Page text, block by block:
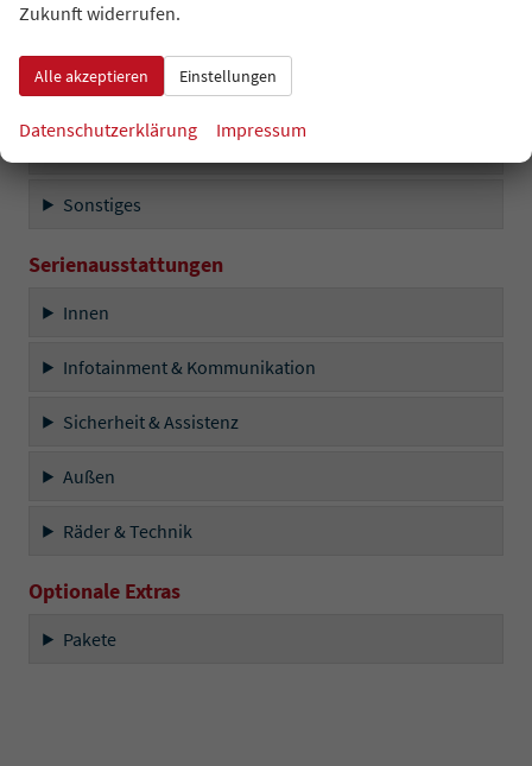
Außen
Sonstiges
Serienausstattungen
Innen
Infotainment & Kommunikation
Sicherheit & Assistenz
Außen
Räder & Technik
Optionale Extras
Pakete
Zukunft widerrufen.
Alle akzeptieren Einstellungen
Datenschutzerklärung Impressum